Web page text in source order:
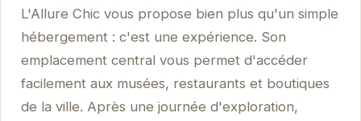
L'Allure Chic vous propose bien plus qu'un simple
hébergement : c'est une expérience. Son
emplacement central vous permet d'accéder
facilement aux musées, restaurants et boutiques
de la ville. Après une journée d'exploration,